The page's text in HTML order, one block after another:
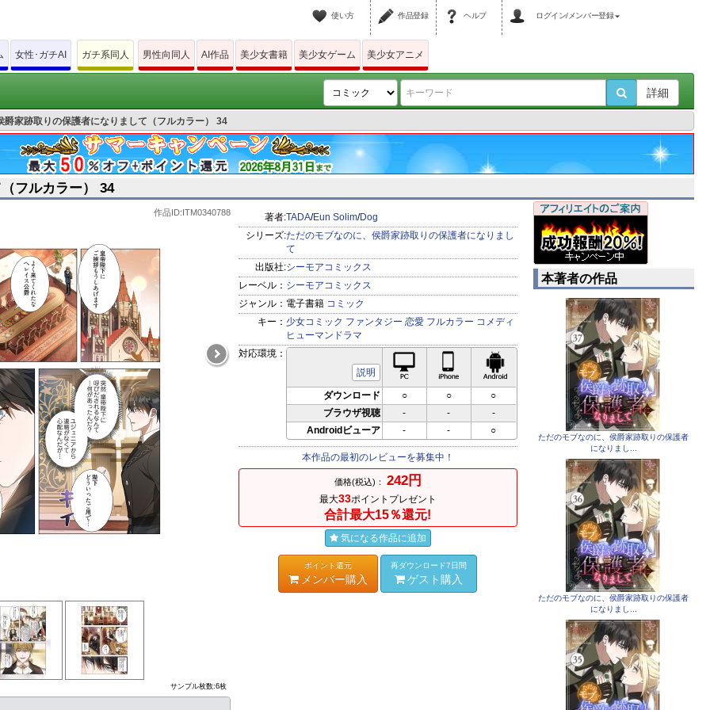
使い方 作品登録 ヘルプ ログイン/メンバー登録
女性･ガチAI ガチ系同人 男性向同人 AI作品 美少女書籍 美少女ゲーム 美少女アニメ
詳細
爵家跡取りの保護者になりまして（フルカラー） 34
フルカラー） 34
作品ID:ITM0340788
サンプル枚数:6枚
著者:TADA/Eun Solim/Dog
シリーズ:ただのモブなのに、侯爵家跡取りの保護者になりまし
て
出版社:シーモアコミックス
レーベル： シーモアコミックス
ジャンル： 電子書籍 コミック
キー： 少女コミック ファンタジー 恋愛 フルカラー コメディ
ヒューマンドラマ
対応環境：
説明
PC対応 iPhone対応
ダウンロード ○ ○
○
ブラウザ視聴
- -
-
Androidビューア
- - ○
本作品の最初のレビューを募集中！
価格(税込)： 242円
最大33ポイントプレゼント
合計最大15％還元!
気になる作品に追加
ポイント還元
メンバー購入
再ダウンロード7日間
ゲスト購入
本著者の作品
ただのモブなのに、侯爵家跡取りの保護者
になりまし...
ただのモブなのに、侯爵家跡取りの保護者
になりまし...